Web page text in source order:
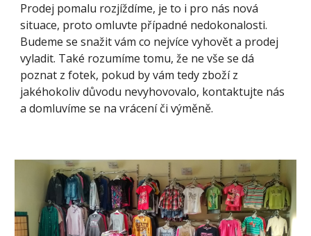
Prodej pomalu rozjíždíme, je to i pro nás nová
situace, proto omluvte případné nedokonalosti.
Budeme se snažit vám co nejvíce vyhovět a prodej
vyladit. Také rozumíme tomu, že ne vše se dá
poznat z fotek, pokud by vám tedy zboží z
jakéhokoliv důvodu nevyhovovalo, kontaktujte nás
a domluvíme se na vrácení či výměně.